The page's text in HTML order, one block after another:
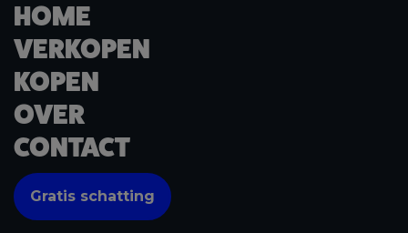
HOME
VERKOPEN
KOPEN
OVER
CONTACT
Gratis schatting